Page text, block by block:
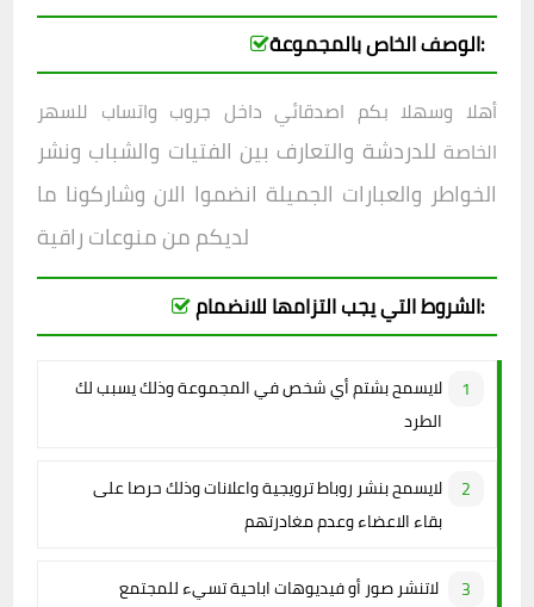
الوصف الخاص بالمجموعة:
أهلا وسهلا بكم اصدقائي داخل جروب واتساب للسهر
الخاصة للدردشة والتعارف بين الفتيات والشباب ونشر
الخواطر والعبارات الجميلة انضموا الان وشاركونا ما
الشروط التي يجب التزامها للانضمام:
لايسمح بشتم أي شخص في المجموعة وذلك يسبب لك
الطرد
لايسمح بنشر روباط ترويجية واعلانات وذلك حرصا على
بقاء الاعضاء وعدم مغادرتهم